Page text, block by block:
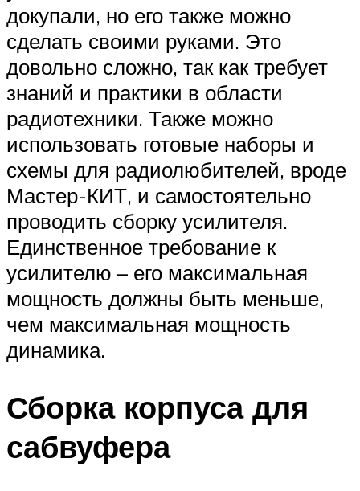
докупали, но его также можно
сделать своими руками. Это
довольно сложно, так как требует
знаний и практики в области
радиотехники. Также можно
использовать готовые наборы и
схемы для радиолюбителей, вроде
Мастер-КИТ, и самостоятельно
проводить сборку усилителя.
Единственное требование к
усилителю – его максимальная
мощность должны быть меньше,
чем максимальная мощность
динамика.
Сборка корпуса для
сабвуфера